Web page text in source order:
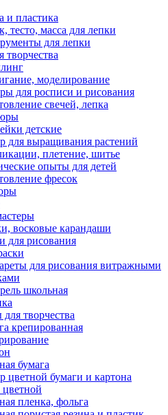
и пластика
тесто, масса для лепки
для лепки
творчества
моделирование
для росписи и рисования
свечей, лепка
детские
для выращивания растений
плетение, шитье
опыты для детей
фресок
восковые карандаши
для рисования
для рисования витражными
школьная
творчества
крепированная
бумага
цветной бумаги и картона
пленка, фольга